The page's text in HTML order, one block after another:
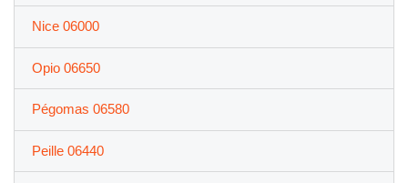
Nice 06000
Opio 06650
Pégomas 06580
Peille 06440